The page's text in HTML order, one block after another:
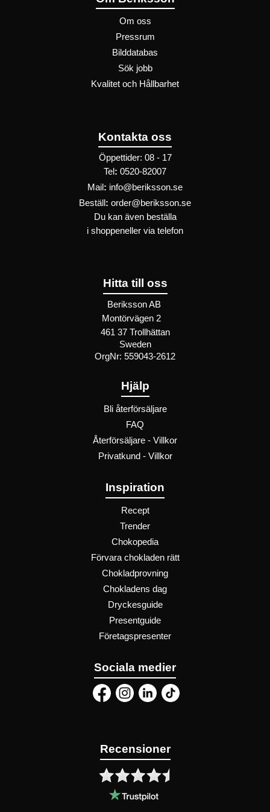
Om oss
Pressrum
Bilddatabas
Sök jobb
Kvalitet och Hållbarhet
Kontakta oss
Öppettider: 08 - 17
Tel : 0520-82007
Mail : info@beriksson.se
Beställ : order@beriksson.se
Du kan även beställa
i shoppeneller via telefon
Hitta till oss
Beriksson AB
Montörvägen 2
461 37 Trollhättan
Sweden
OrgNr: 559043-2612
Hjälp
Bli återförsäljare
FAQ
Återförsäljare - Villkor
Privatkund - Villkor
Inspiration
Recept
Trender
Chokopedia
Förvara chokladen rätt
Chokladprovning
Chokladens dag
Dryckesguide
Presentguide
Företagspresenter
Sociala medier
Recensioner